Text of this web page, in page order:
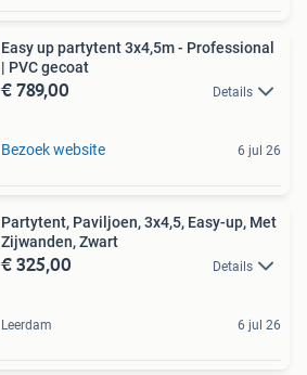
Easy up partytent 3x4,5m - Professional
| PVC gecoat
€ 789,00 Details
Bezoek website 6 jul 26
Partytent, Paviljoen, 3x4,5, Easy-up, Met
Zijwanden, Zwart
€ 325,00 Details
Leerdam 6 jul 26